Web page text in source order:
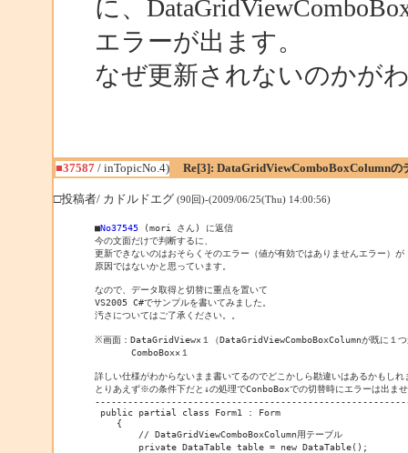
に、
エラーが出ます。
なぜ更新されないのかが
■37587/ inTopicNo.4) Re[3]: DataGridViewComboBoxColumnの
□投稿者/ カドルドエグ (90回)-(2009/06/25(Thu) 14:00:56)
■No37545 (mori さん) に返信
今の文面だけで判断するに、
更新できないのはおそらくそのエラー（値が有効ではありませんエラー）が
原因ではないかと思っています。
なので、データ取得と切替に重点を置いて
VS2005 C#でサンプルを書いてみました。
汚さについてはご了承ください。。
※画面：DataGridView×１（DataGridViewComboBoxColumnが既に１つ
ComboBox×１
詳しい仕様がわからないまま書いてるのでどこかしら勘違いはあるかもしれ
とりあえず※の条件下だと↓の処理でConboBoxでの切替時にエラーは出ま
public partial class Form1 : Form
    {
        // DataGridViewComboBoxColumn用テーブル
        private DataTable table = new DataTable();